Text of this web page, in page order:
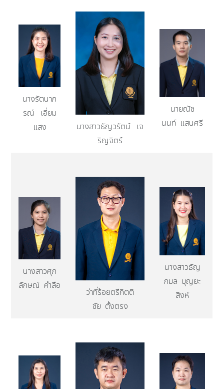
นางรัตนาภ
รณ์ เอี่ยม
แสง
นางสาวธัญวรัตน์ เจ
ริญจิตร์
นายณัช
นนท์ แสนศรี
นางสาวศุภ
ลักษณ์ คำลือ
ว่าที่ร้อยตรีกิตติ
ชัย ตั้งตรง
นางสาวธัญ
กมล บุญยะ
สิงห์